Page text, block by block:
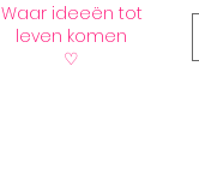
Waar ideeën tot
leven komen
♡